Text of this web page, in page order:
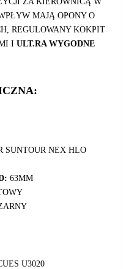
MAJĄ OPONY O
REGULOWANY KOKPIT
I ULT.RA WYGODNE
SUNTOUR NEX HLO
63MM
U3020